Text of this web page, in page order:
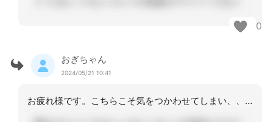
0
おぎちゃん
2024/05/21 10:41
お疲れ様です。こちらこそ気をつかわせてしまい、、ごめんなさい。